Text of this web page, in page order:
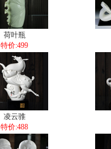
荷叶瓶
特价:499
凌云骓
特价:488